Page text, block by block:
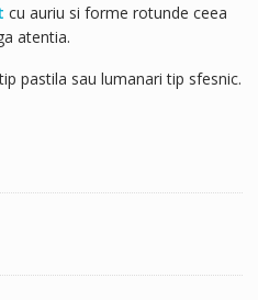
cu auriu si forme rotunde ceea
atentia.
pastila sau lumanari tip sfesnic.